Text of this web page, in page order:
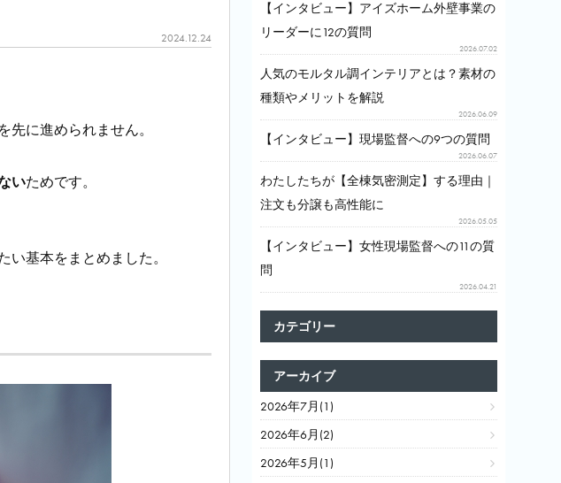
2024.12.24
に進められません。
いためです。
基本をまとめました。
【インタビュー】アイズホーム外壁事業の
リーダーに12の質問
2026.07.02
人気のモルタル調インテリアとは？素材の
種類やメリットを解説
2026.06.09
【インタビュー】現場監督への9つの質問
2026.06.07
わたしたちが【全棟気密測定】する理由｜
注文も分譲も高性能に
2026.05.05
【インタビュー】女性現場監督への11の質
問
2026.04.21
カテゴリー
アーカイブ
2026年7月(1)
2026年6月(2)
2026年5月(1)